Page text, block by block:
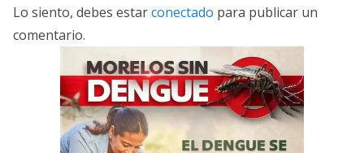
Lo siento, debes estarconectado para publicar un
comentario.